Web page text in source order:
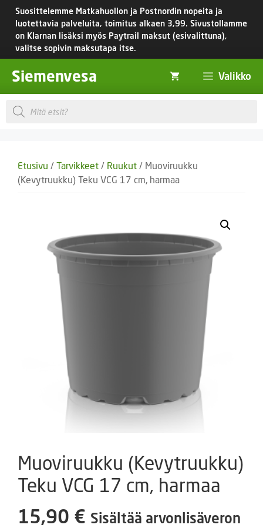
Siirry
sisältöön
Suosittelemme Matkahuollon ja Postnordin nopeita ja
luotettavia palveluita, toimitus alkaen 3,99. Sivustollamme
on Klarnan lisäksi myös Paytrail maksut (esivalittuna),
valitse sopivin maksutapa itse.
Siemenvesa Valikko
Products
search
Etusivu / Tarvikkeet / Ruukut / Muoviruukku
(Kevytruukku) Teku VCG 17 cm, harmaa
Muoviruukku (Kevytruukku)
Teku VCG 17 cm, harmaa
15,90 € Sisältää arvonlisäveron